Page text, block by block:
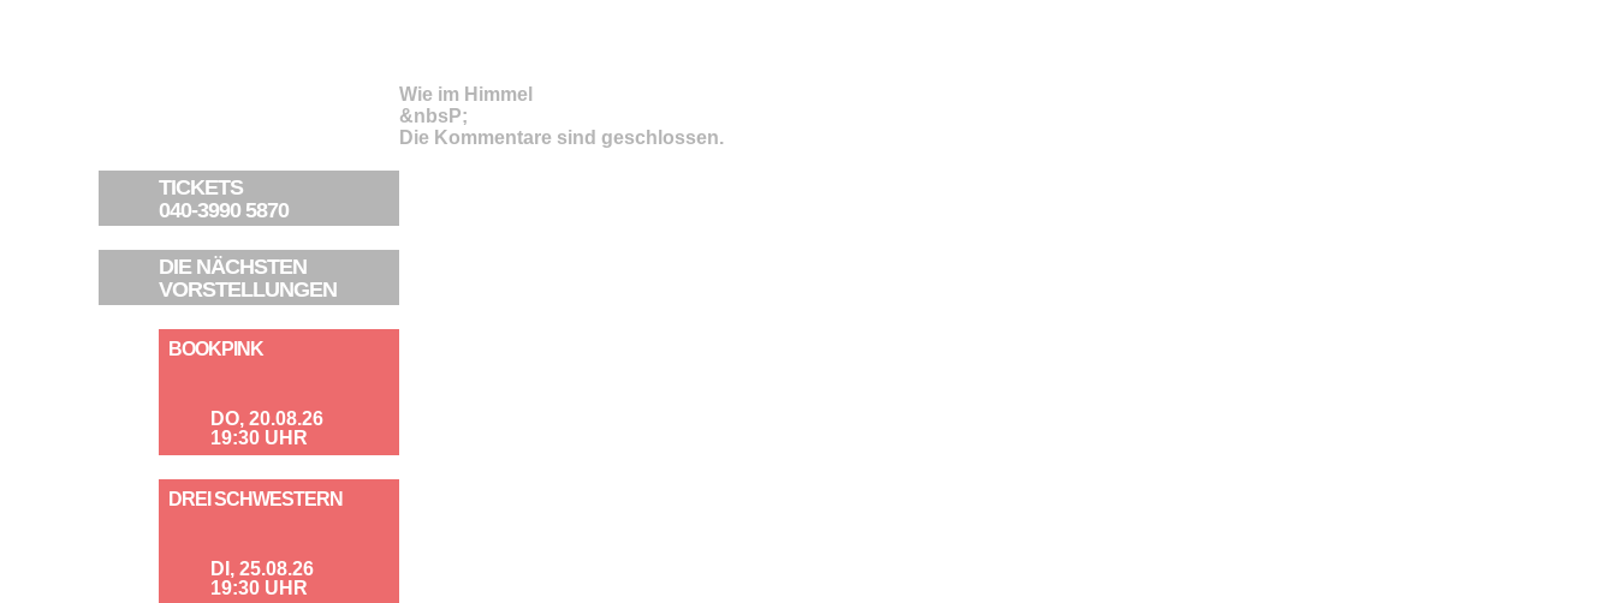
TICKETS
040-3990 5870
DIE NÄCHSTEN
VORSTELLUNGEN
BOOKPINK
DO, 20.08.26
19:30 UHR
DREI SCHWESTERN
DI, 25.08.26
19:30 UHR
Wie im Himmel
&nbsP;
Die Kommentare sind geschlossen.